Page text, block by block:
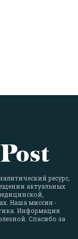
ресурс,
актуальных
Наша миссия -
Информация
Спасибо за